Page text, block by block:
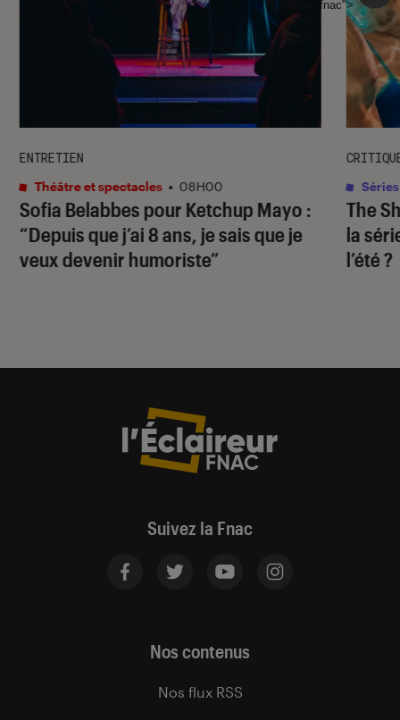
Sofia Belabbes pour Ketchup Mayo :
“Depuis que j’ai 8 ans, je sais que je
veux devenir humoriste”
ENTRETIEN
Théâtre et spectacles • 08H00
The
la
l’été ?
Séries
l'Éclaireur fnac">
Suivez la Fnac
Nos contenus
Nos flux RSS